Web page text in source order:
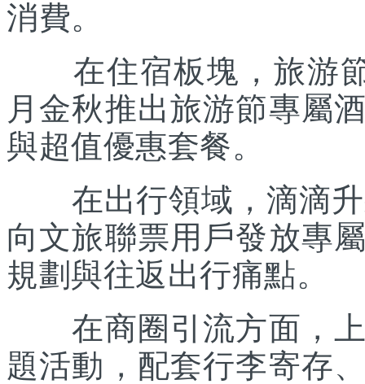
消費。
在住宿板塊，旅游節
月金秋推出旅游節專屬
與超值優惠套餐。
在出行領域，滴滴升
向文旅聯票用戶發放專
規劃與往返出行痛點。
在商圈引流方面，上
題活動，配套行李寄存